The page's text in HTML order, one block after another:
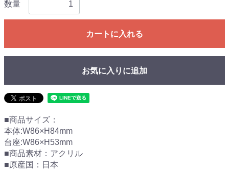
数量
カートに入れる
お気に入りに追加
■商品サイズ：
本体:W86×H84mm
台座:W86×H53mm
■商品素材：アクリル
■原産国：日本